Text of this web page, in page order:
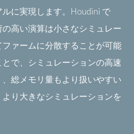
ルに実現します。Houdini で
高い演算は小さなシミュレー
ァームに分散することが可能
で、シミュレーションの高速
総メモリ量もより扱いやすい
り大きなシミュレーションを